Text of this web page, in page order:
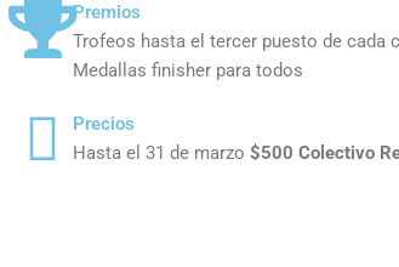
Premios
Trofeos hasta el tercer puesto de cada
Medallas finisher para todos
Precios
Hasta el 31 de marzo $500 Colectivo